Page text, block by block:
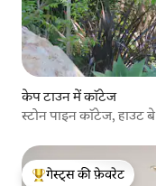
केप टाउन में कॉटेज
स्टोन पाइन कॉटेज, हाउट बे
गेस्ट्स की फ़ेवरेट